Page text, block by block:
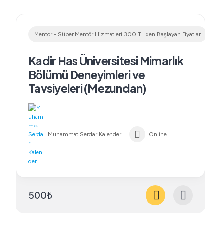
Mentor - Süper Mentör Hizmetleri 300 TL'den Başlayan Fiyatlar
Kadir Has Üniversitesi Mimarlık
Bölümü Deneyimleri ve
Tavsiyeleri (Mezundan)
Muhammet Serdar Kalender Online
500₺